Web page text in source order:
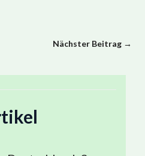
Nächster Beitrag →